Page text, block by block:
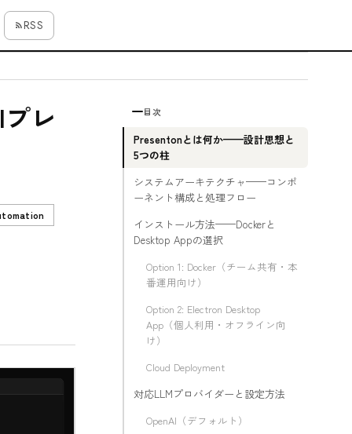
RSS
レ
目次
Presentonとは何か——設計思想と
5つの柱
システムアーキテクチャ——コンポ
ーネント構成と処理フロー
インストール方法——Dockerと
Desktop Appの選択
Option 1: Docker（チーム共有・本
番運用向け）
Option 2: Electron Desktop
App（個人利用・オフライン向
け）
Cloud Deployment
対応LLMプロバイダーと設定方法
OpenAI（デフォルト）